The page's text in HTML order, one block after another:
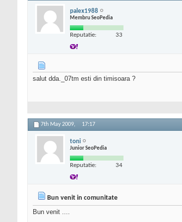
palex1988
Membru SeoPedia
Reputatie: 33
salut dda._07tm esti din timisoara ?
7th May 2009, 17:17
toni
Junior SeoPedia
Reputatie: 34
Bun venit in comunitate
Bun venit ....